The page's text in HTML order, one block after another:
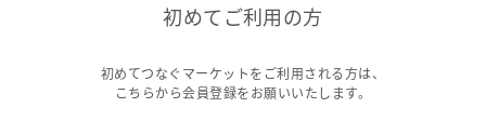
初めてご利用の方
初めてつなぐマーケットをご利用される方は、
こちらから会員登録をお願いいたします。